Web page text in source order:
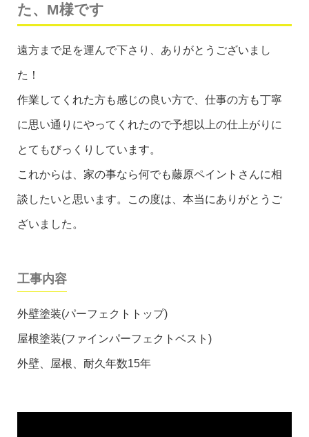
た、M様です
遠方まで足を運んで下さり、ありがとうございまし
た！
作業してくれた方も感じの良い方で、仕事の方も丁寧
に思い通りにやってくれたので予想以上の仕上がりに
とてもびっくりしています。
これからは、家の事なら何でも藤原ペイントさんに相
談したいと思います。この度は、本当にありがとうご
ざいました。
工事内容
外壁塗装(パーフェクトトップ)
屋根塗装(ファインパーフェクトベスト)
外壁、屋根、耐久年数15年